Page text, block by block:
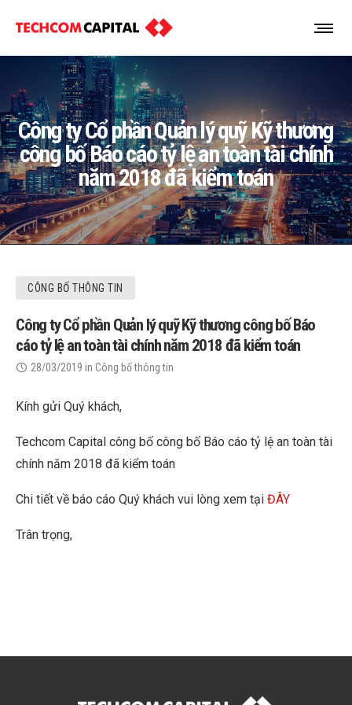
Công ty Cổ phần Quản lý quỹ Kỹ thương
công bố Báo cáo tỷ lệ an toàn tài chính
năm 2018 đã kiểm toán
CÔNG BỐ THÔNG TIN
Công ty Cổ phần Quản lý quỹ Kỹ thương công bố Báo
cáo tỷ lệ an toàn tài chính năm 2018 đã kiểm toán
28/03/2019 in Công bố thông tin
Kính gửi Quý khách,
Techcom Capital công bố công bố Báo cáo tỷ lệ an toàn tài
chính năm 2018 đã kiểm toán
Chi tiết về báo cáo Quý khách vui lòng xem tại ĐÂY
Trân trọng,